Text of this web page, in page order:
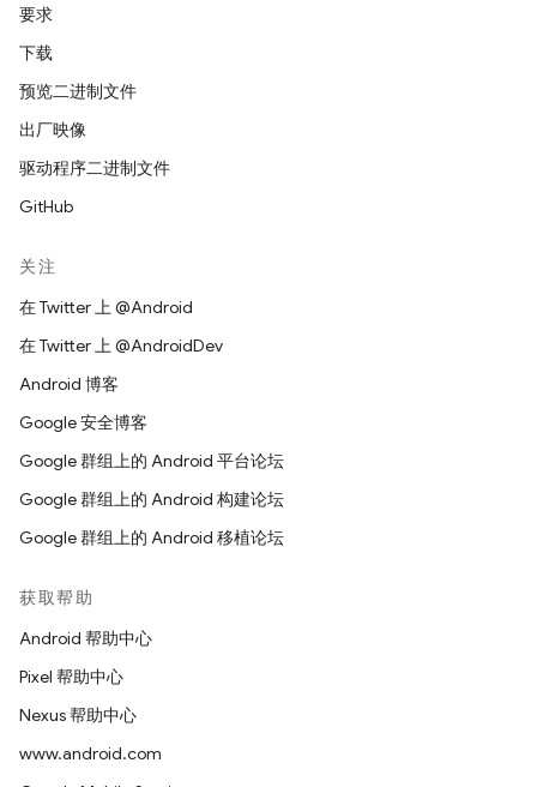
要求
下载
预览二进制文件
出厂映像
驱动程序二进制文件
GitHub
关注
在 Twitter 上 @Android
在 Twitter 上 @AndroidDev
Android 博客
Google 安全博客
Google 群组上的 Android 平台论坛
Google 群组上的 Android 构建论坛
Google 群组上的 Android 移植论坛
获取帮助
Android 帮助中心
Pixel 帮助中心
Nexus 帮助中心
www.android.com